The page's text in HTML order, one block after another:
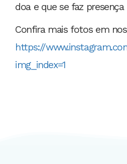
doa e que se faz
Confira mais fotos em
https://
img_index=1